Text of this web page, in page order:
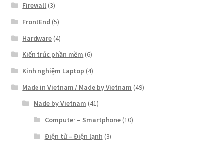
Firewall (3)
FrontEnd (5)
Hardware (4)
Kiến trúc phần mềm (6)
Kinh nghiệm Laptop (4)
Made in Vietnam / Made by Vietnam (49)
Made by Vietnam (41)
Computer – Smartphone(10)
Điện tử – Điện lạnh (3)